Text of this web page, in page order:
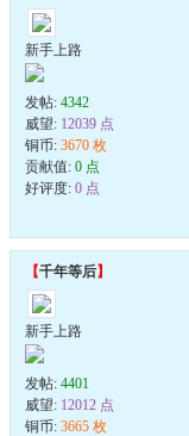
新手上路
发帖: 4342
威望: 12039 点
铜币: 3670 枚
贡献值: 0 点
好评度: 0 点
【千年等后】
新手上路
发帖: 4401
威望: 12012 点
铜币: 3665 枚